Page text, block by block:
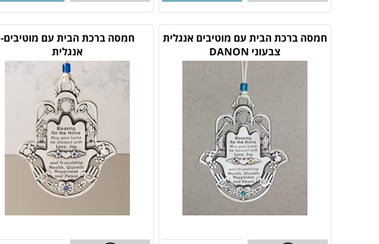
חמסה ברכת הבית עם מוטיבים אנגלית
צבעוני DANON
חמסה ברכת הבית עם מוטיבים-
אנגלית